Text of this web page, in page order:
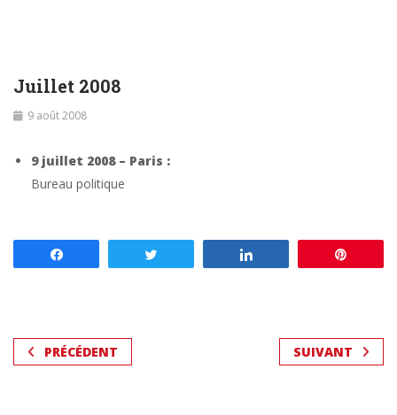
Juillet 2008
9 août 2008
9 juillet 2008 – Paris :
Bureau politique
PRÉCÉDENT SUIVANT